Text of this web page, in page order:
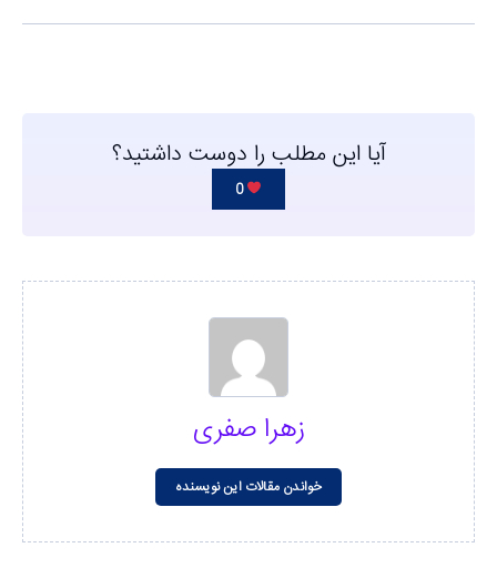
آیا این مطلب را دوست داشتید؟
0
زهرا صفری
خواندن مقالات این نویسنده